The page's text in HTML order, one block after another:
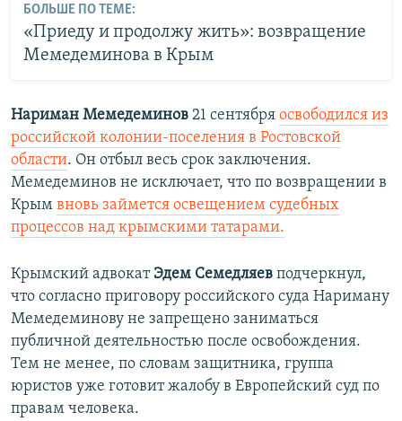
БОЛЬШЕ ПО ТЕМЕ:
«Приеду и продолжу жить»: возвращение
Мемедеминова в Крым
Нариман Мемедеминов 21 сентября освободился из
российской колонии-поселения в Ростовской
области. Он отбыл весь срок заключения.
Мемедеминов не исключает, что по возвращении в
Крым вновь займется освещением судебных
процессов над крымскими татарами.
Крымский адвокат Эдем Семедляев подчеркнул,
что согласно приговору российского суда Нариману
Мемедеминову не запрещено заниматься
публичной деятельностью после освобождения.
Тем не менее, по словам защитника, группа
юристов уже готовит жалобу в Европейский суд по
правам человека.